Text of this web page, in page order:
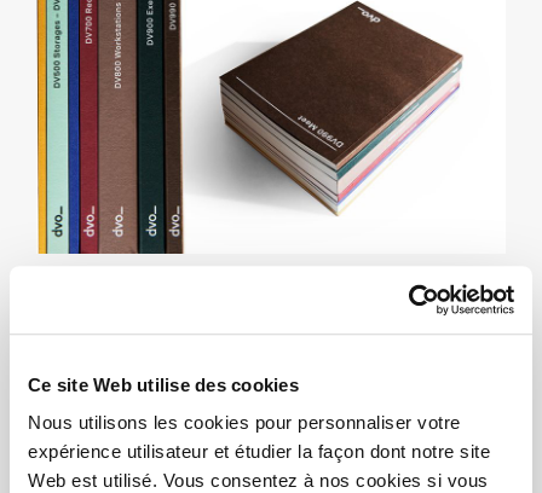
Ce site Web utilise des cookies
Nous utilisons les cookies pour personnaliser votre
expérience utilisateur et étudier la façon dont notre site
Web est utilisé. Vous consentez à nos cookies si vous
NOUVEAUX
CATALOGUES DE
PRODUITS 2019
26/02/2019